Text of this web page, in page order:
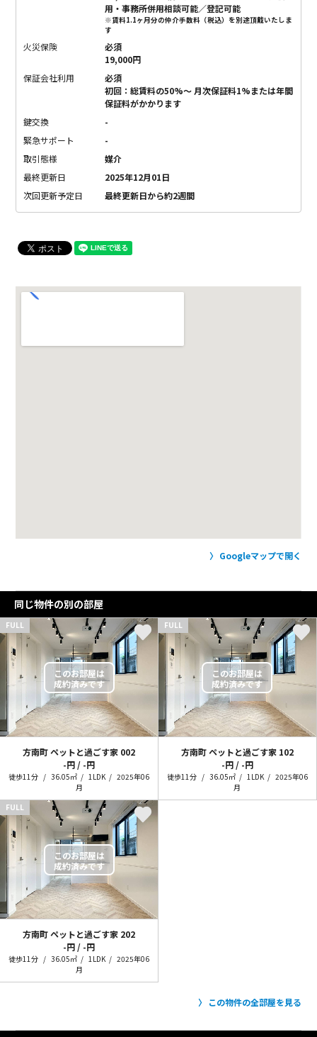
用・事務所併用相談可能／登記可能
※賃料1.1ヶ月分の仲介手数料（税込）を別途頂戴いたしま
す
火災保険
必須
19,000円
保証会社利用
必須
初回：総賃料の50%〜 月次保証料1%または年間
保証料がかかります
鍵交換
-
緊急サポート
-
取引態様
媒介
最終更新日
2025年12月01日
次回更新予定日
最終更新日から約2週間
Googleマップで開く
同じ物件の別の部屋
FULL
方南町 ペットと過ごす家 002
-円 / -円
徒歩11分 36.05㎡ 1LDK
2025年06
月
FULL
方南町 ペットと過ごす家 102
-円 / -円
徒歩11分 36.05㎡ 1LDK
2025年06
月
FULL
方南町 ペットと過ごす家 202
-円 / -円
徒歩11分 36.05㎡ 1LDK
2025年06
月
この物件の全部屋を見る